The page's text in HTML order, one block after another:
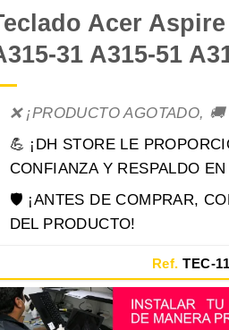
Acer Aspire
31 A315-51
❌ ¡PRODUCTO AGOTADO,
💪 ¡DH STORE LE
CONFIANZA Y RESPALDO
🛡️ ¡ANTES DE COMPRAR,
DEL PRODUCTO!
Ref. TEC-